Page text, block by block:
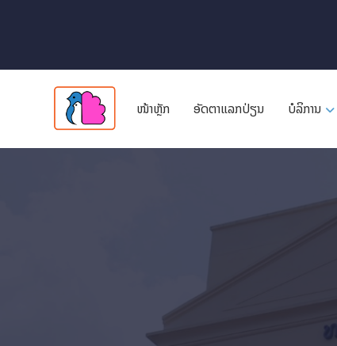
ໜ້າຫຼັກ ອັດ​ຕາ​ແລກ​ປ່ຽນ ບໍລິການ